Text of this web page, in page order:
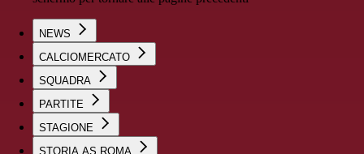
NEWS
CALCIOMERCATO
SQUADRA
PARTITE
STAGIONE
STORIA AS ROMA